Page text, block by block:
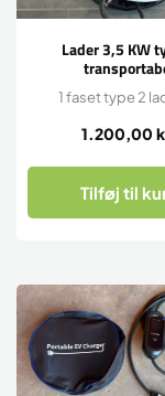
Lader 3,5 KW
1.200,00
1 faset type 2
Tilføj til